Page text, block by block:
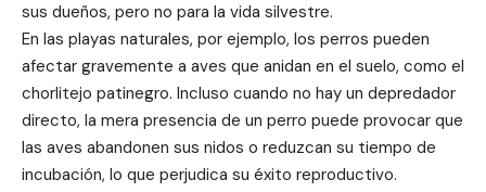
sus dueños, pero no para la vida silvestre.
En las playas naturales, por ejemplo, los perros pueden
afectar gravemente a aves que anidan en el suelo, como el
chorlitejo patinegro. Incluso cuando no hay un depredador
directo, la mera presencia de un perro puede provocar que
las aves abandonen sus nidos o reduzcan su tiempo de
incubación, lo que perjudica su éxito reproductivo.